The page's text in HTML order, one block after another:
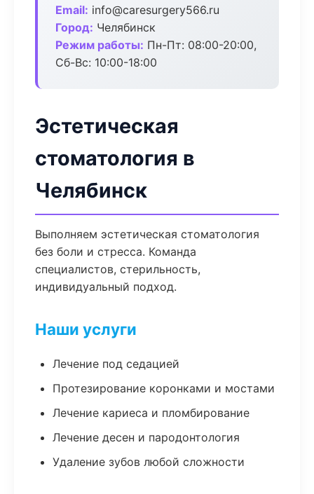
Email: info@caresurgery566.ru
Город: Челябинск
Режим работы: Пн-Пт: 08:00-20:00,
Сб-Вс: 10:00-18:00
Эстетическая
стоматология в
Челябинск
Выполняем эстетическая стоматология
без боли и стресса. Команда
специалистов, стерильность,
индивидуальный подход.
Наши услуги
Лечение под седацией
Протезирование коронками и мостами
Лечение кариеса и пломбирование
Лечение десен и пародонтология
Удаление зубов любой сложности